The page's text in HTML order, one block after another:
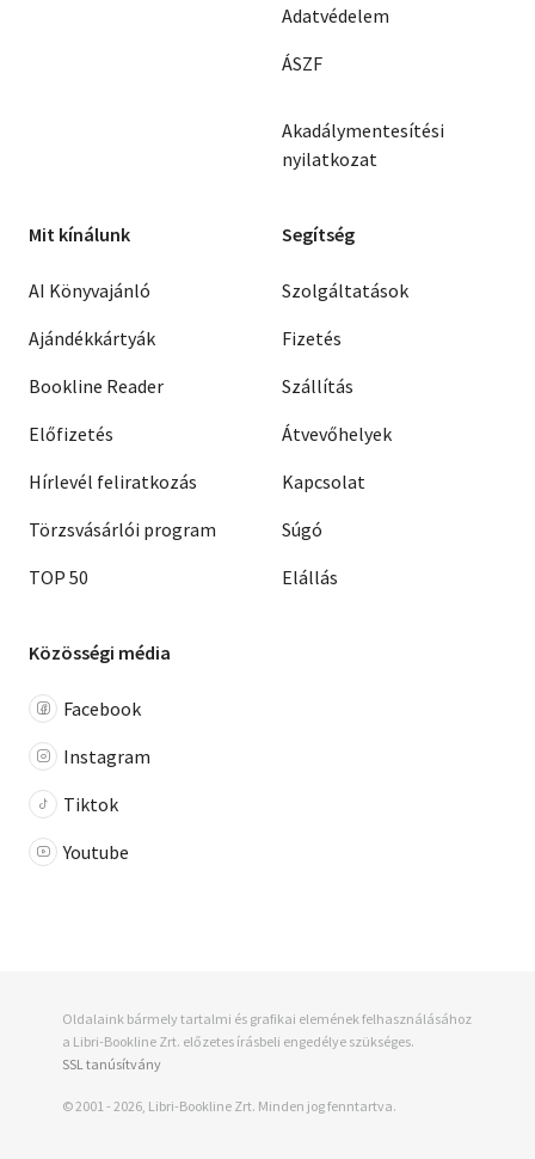
Adatvédelem
ÁSZF
Akadálymentesítési
nyilatkozat
Mit kínálunk
AI Könyvajánló
Ajándékkártyák
Bookline Reader
Előfizetés
Hírlevél feliratkozás
Törzsvásárlói program
TOP 50
Segítség
Szolgáltatások
Fizetés
Szállítás
Átvevőhelyek
Kapcsolat
Súgó
Elállás
Közösségi média
Facebook
Instagram
Tiktok
Youtube
Oldalaink bármely tartalmi és grafikai elemének felhasználásához
a Libri-Bookline Zrt. előzetes írásbeli engedélye szükséges.
SSL tanúsítvány
© 2001 - 2026, Libri-Bookline Zrt. Minden jog fenntartva.